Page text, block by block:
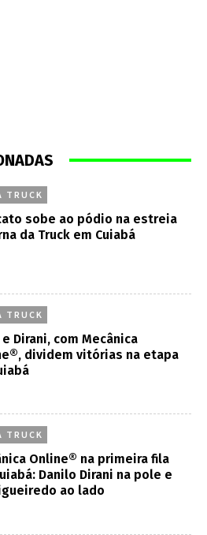
TRUCK
sobe ao pódio na estreia
da Truck em Cuiabá
TRUCK
Dirani, com Mecânica
dividem vitórias na etapa
TRUCK
Online® na primeira fila
Danilo Dirani na pole e
ao lado